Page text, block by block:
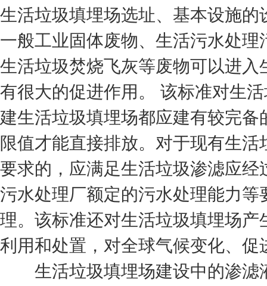
生活垃圾填埋场选址、基本设施
一般工业固体废物、 生活污水处理
生活垃圾焚烧飞灰等废物可以进入
有很大的促进作用。 该标准对生
建生活垃圾填埋场都应建有较完
限值才能直接排放。对于现有生
要求的，应满足生活垃圾渗滤应
污水处理厂额定的污水处理能力
理。该标准还对生活垃圾填埋场
利用和处置，对全球气候变化、促
生活垃圾填埋场建设中的渗滤